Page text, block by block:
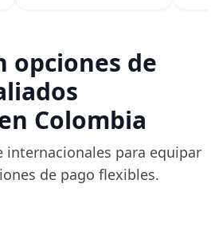
opciones de
Colombia
internacionales para equipar
de pago flexibles.